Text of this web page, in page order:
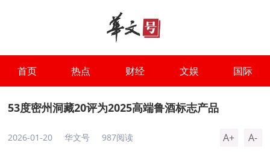
首页 热点 财经 文娱 国际
53度密州洞藏20评为2025高端鲁酒标志产品
2026-01-20 华文号 987阅读 A+ A-